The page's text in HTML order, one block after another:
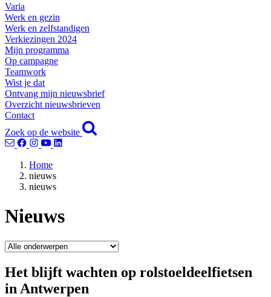
Varia
Werk en gezin
Werk en zelfstandigen
Verkiezingen 2024
Mijn programma
Op campagne
Teamwork
Wist je dat
Ontvang mijn nieuwsbrief
Overzicht nieuwsbrieven
Contact
Zoek op de website
Home
nieuws
nieuws
Nieuws
Het blijft wachten op rolstoeldeelfietsen
in Antwerpen